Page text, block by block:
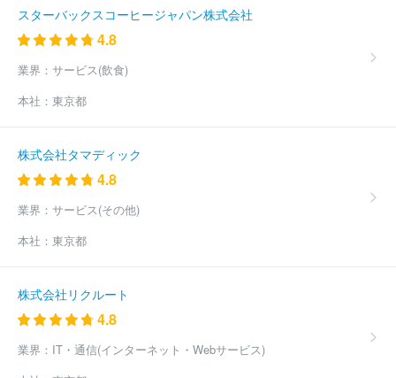
業経済新聞社
株式会社日刊工業新聞社 研究出版株式会社
会社音元出版
株式会社上越タイムス社
株式会社ブライダル産業新聞社
株式会社医療タイムス社
社
福島民友新聞株式会社
グ新聞社
四国新聞販売株式会社 株式会社ユース
有限会社富士
ニュース社
株式会社新聞展望社
山制作センター
株式会社レッツ
都市圏販売株式会社
ほか(281件)
スターバックスコーヒージャパン株式会社
4.8
業界： サービス(飲食)
本社： 東京都
株式会社タマディック
4.8
業界： サービス(その他)
本社： 東京都
株式会社リクルート
4.8
業界： IT・通信(インターネット・Webサービス)